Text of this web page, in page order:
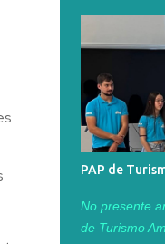
PAP de
No presente
de Turismo